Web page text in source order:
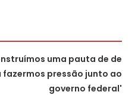
uma pauta de de
pressão junto ao
governo federal'